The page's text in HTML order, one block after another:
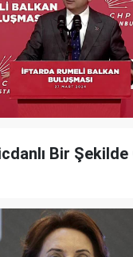
Bir Şekilde